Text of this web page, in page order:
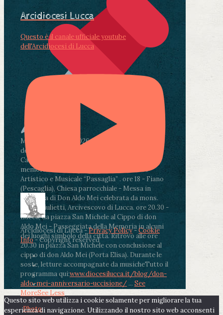
Martedì 4 agosto2026ore 11:30 - Lucca, Scuola
dell’Infanzia don Aldo Mei - Viale Castruccio
Castracani 435 - Inaugurazione murales in
memoria di don Aldo Mei curato dal Liceo
Artistico e Musicale “Passaglia” . ore 18 - Fiano
(Pescaglia), Chiesa parrocchiale - Messa in
memoria di Don Aldo Mei celebrata da mons.
Paolo Giulietti, Arcivescovo di Lucca. ore 20.30 -
Lucca, da piazza San Michele al Cippo di don
Aldo Mei - Passeggiata della Memoria in alcuni
dei luoghi simbolo della città. Ritrovo alle ore
20.30 in piazza San Michele con conclusione al
cippo di don Aldo Mei (Porta Elisa). Durante le
soste, letture accompagnate da musicheTutto il
programma qui:www.diocesilucca.it/blog/don-
aldo-mei-anniversario-uccisione/ ... See
MoreSee Less
Photo
Arcidiocesi Lucca
Questo è il canale ufficiale youtube
dell'Arcidiocesi di Lucca
Arcidiocesi di Lucca -Privacy Policy-Cookie
Info- Copyright reserved
Questo sito web utilizza i cookie solamente per migliorare la tua
esperienza di navigazione. Utilizzando il nostro sito web acconsenti